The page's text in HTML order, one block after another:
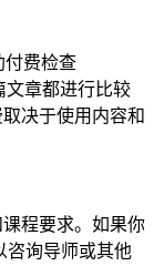
付费检查
文章都进行比较
决于使用内容和
程要求。如果你
咨询导师或其他